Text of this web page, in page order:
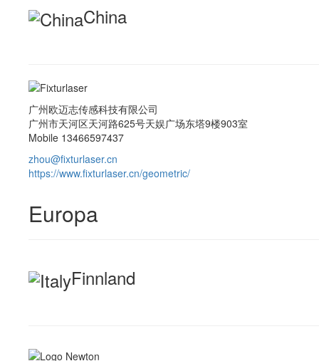
China
广州欧迈志传感科技有限公司
广州市天河区天河路625号天娱广场东塔9楼903室
Mobile 13466597437
zhou@fixturlaser.cn
https://www.fixturlaser.cn/geometric/
Europa
Finnland